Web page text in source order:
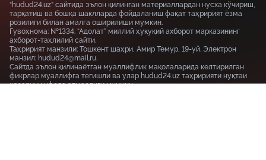
“hudud24.uz” сайтида эълон қилинган материаллардан нусха кўчириш,
тарқатиш ва бошқа шаклларда фойдаланиш фақат таҳририят ёзма
розилиги билан амалга оширилиши мумкин.
Гувоҳнома: №1334. “Адолат” миллий ҳуқуқий ахборот марказининг
ахборот-таҳлилий сайти.
Таҳририят манзили: Тошкент шаҳри, Амир Темур, 19-уй. Электрон
манзил: hudud24@mail.ru.
Сайтда эълон қилинаётган муаллифлик мақолаларида келтирилган
фикрлар муаллифга тегишли ва улар hudud24.uz таҳририяти нуқтаи
назарини ифода этмаслиги мумкин.